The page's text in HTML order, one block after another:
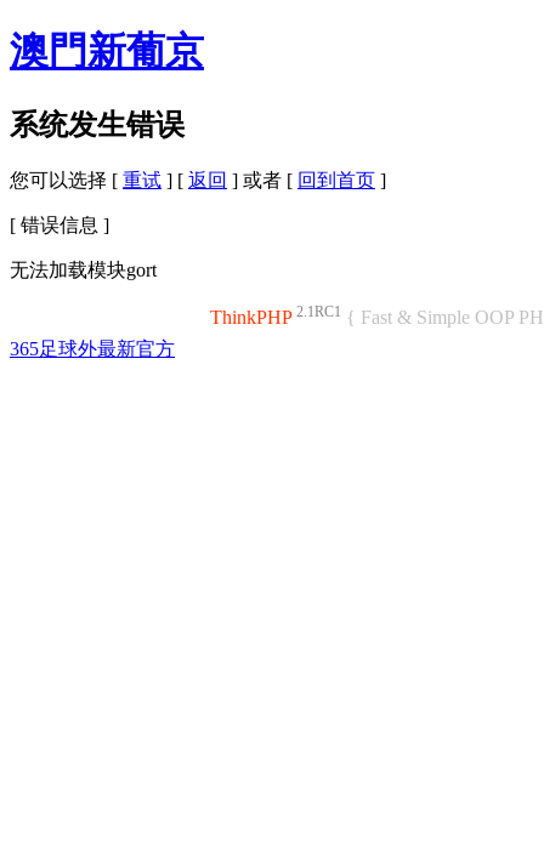
澳門新葡京
系统发生错误
您可以选择 [ 重试 ] [ 返回 ] 或者 [ 回到首页 ]
[ 错误信息 ]
无法加载模块gort
ThinkPHP 2.1RC1 { Fast & Simple OOP
365足球外最新官方